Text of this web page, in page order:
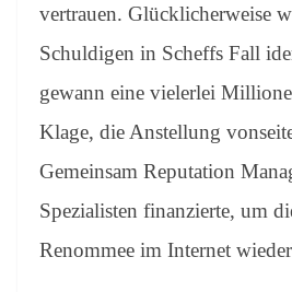
vertrauen. Glücklicherweise
Schuldigen in Scheffs Fall
gewann eine vielerlei
Klage, die Anstellung
Gemeinsam Reputation
Spezialisten finanzierte, um
Renommee im Internet